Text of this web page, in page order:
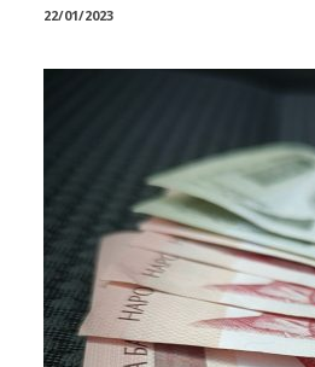
22/01/2023